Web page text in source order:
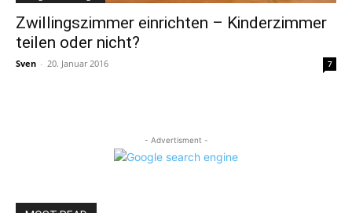
Zwillingszimmer einrichten – Kinderzimmer
teilen oder nicht?
Sven - 20. Januar 2016 7
- Advertisment -